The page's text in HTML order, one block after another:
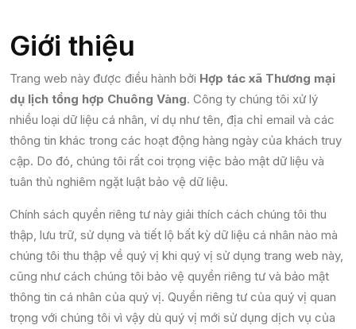
Giới thiệu
Trang web này được điều hành bởi Hợp tác xã Thương mại
dụ lịch tổng hợp Chuông Vàng. Công ty chúng tôi xử lý
nhiều loại dữ liệu cá nhân, ví dụ như tên, địa chỉ email và các
thông tin khác trong các hoạt động hàng ngày của khách truy
cập. Do đó, chúng tôi rất coi trọng việc bảo mật dữ liệu và
tuân thủ nghiêm ngặt luật bảo vệ dữ liệu.
Chính sách quyền riêng tư này giải thích cách chúng tôi thu
thập, lưu trữ, sử dụng và tiết lộ bất kỳ dữ liệu cá nhân nào mà
chúng tôi thu thập về quý vị khi quý vị sử dụng trang web này,
cũng như cách chúng tôi bảo vệ quyền riêng tư và bảo mật
thông tin cá nhân của quý vị. Quyền riêng tư của quý vị quan
trọng với chúng tôi vì vậy dù quý vị mới sử dụng dịch vụ của